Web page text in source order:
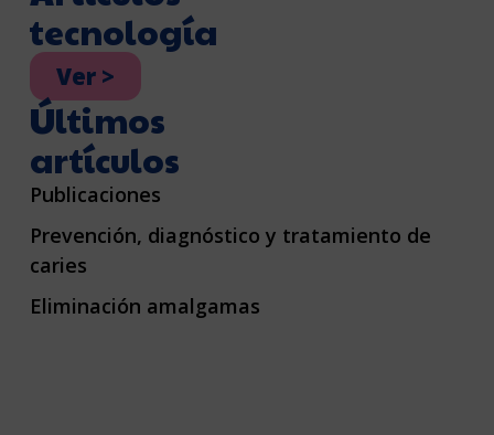
tecnología
Ver >
Últimos
artículos
Publicaciones
Prevención, diagnóstico y tratamiento de
caries
Eliminación amalgamas